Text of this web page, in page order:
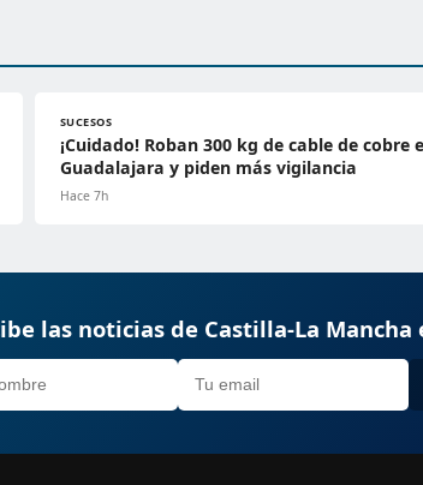
SUCESOS
¡Cuidado! Roban 300 kg de cable de cobre
Guadalajara y piden más vigilancia
Hace 7h
las noticias de Castilla-La